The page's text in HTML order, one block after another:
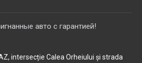
авто с гарантией!
intersecție Calea Orheiului și strada